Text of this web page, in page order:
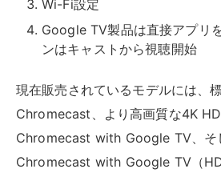
標準
Chrome
安価
スマート
フォンの
ラーリン
グ
Chrome
Google
中価格
Google
TV搭載
アプリを